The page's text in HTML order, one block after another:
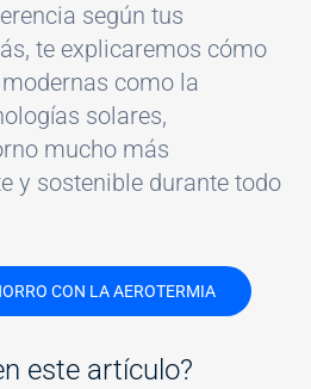
según tus
te explicaremos cómo
como la
solares,
mucho más
y sostenible durante todo
CON LA AEROTERMIA
este artículo?